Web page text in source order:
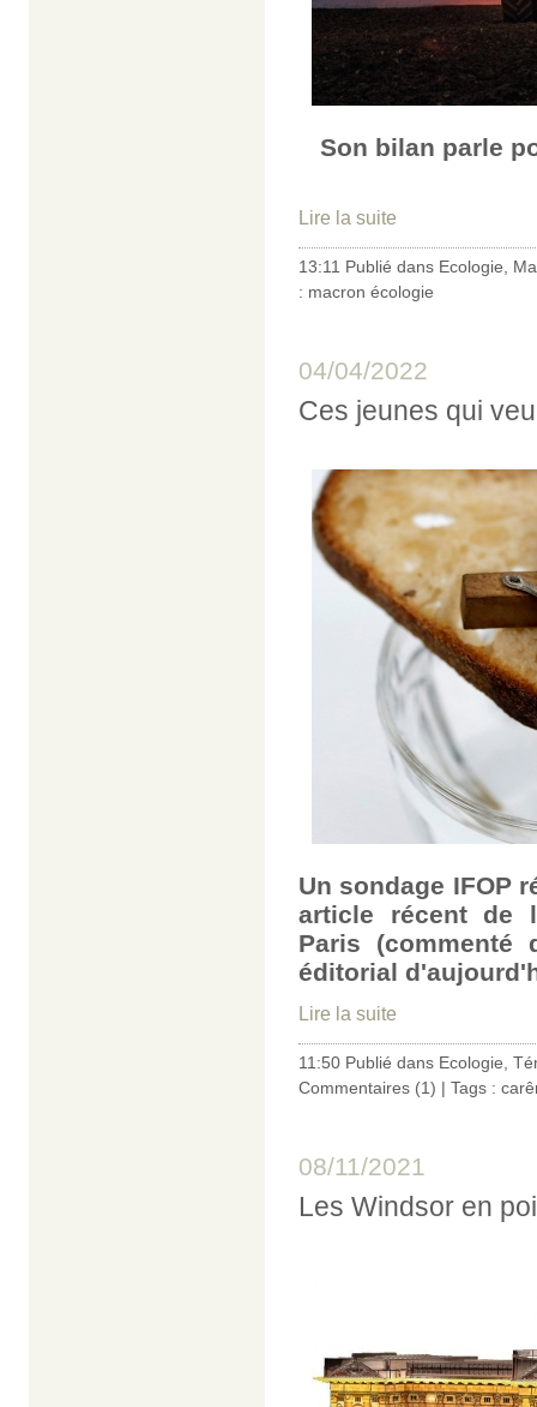
Son bilan parle
Lire la suite
13:11 Publié dans Ecologie
: macron écologie
04/04/2022
Ces jeunes qui
Un sondage IFOP
article récent de
Paris (commenté
éditorial
Lire la suite
11:50 Publié dans Ecologie
Commentaires (1) | Tags :
08/11/2021
Les Windsor en